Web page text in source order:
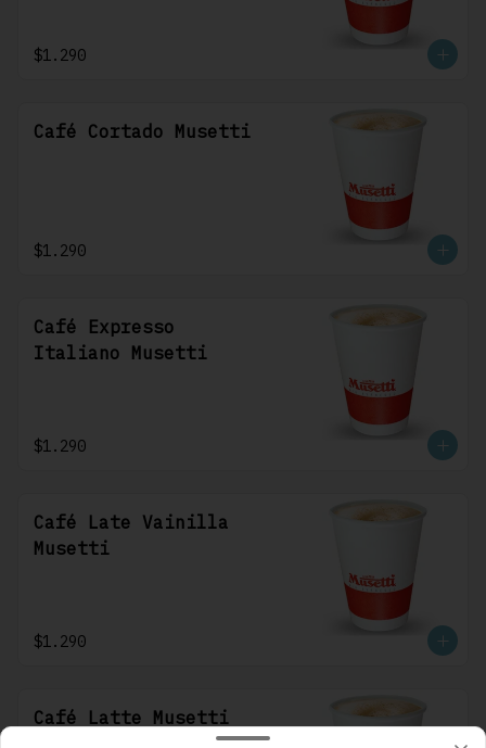
$1.290
Café Cortado Musetti
$1.290
Café Expresso
Italiano Musetti
$1.290
Café Late Vainilla
Musetti
$1.290
Café Latte Musetti